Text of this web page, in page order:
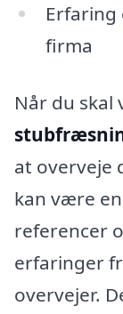
Erfaring
firma
Når du
at overveje
kan være
referencer
erfaringer
overvejer.